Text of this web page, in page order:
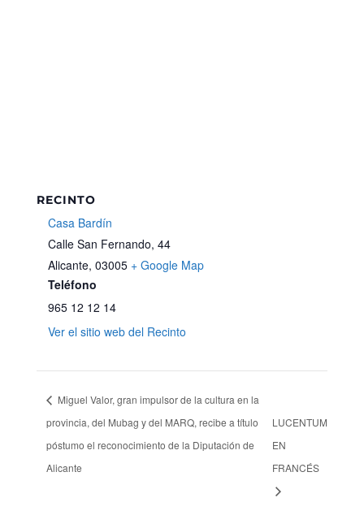
RECINTO
Casa Bardín
Calle San Fernando, 44
Alicante, 03005 + Google Map
Teléfono
965 12 12 14
Ver el sitio web del Recinto
Miguel Valor, gran impulsor de la cultura en la
provincia, del Mubag y del MARQ, recibe a título
póstumo el reconocimiento de la Diputación de
Alicante
LUCENTUM
EN
FRANCÉS